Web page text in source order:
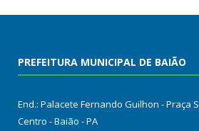
PREFEITURA MUNICIPAL DE BAIÃO
End.: Palacete Fernando Guilhon - Praça
Centro - Baião - PA